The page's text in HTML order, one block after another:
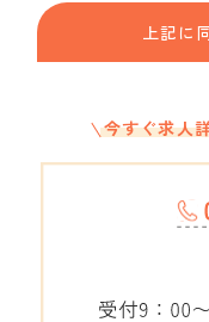
上記に
今すぐ求人